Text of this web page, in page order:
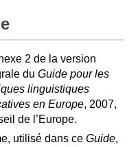
2 de la version
du Guide pour les
linguistiques
en Europe, 2007,
de l’Europe.
utilisé dans ce Guide,